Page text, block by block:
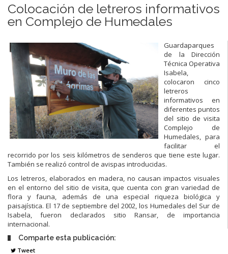
Colocación de letreros informativos
en Complejo de Humedales
Guardaparques
de la Dirección
Técnica Operativa
Isabela,
colocaron cinco
letreros
informativos en
diferentes puntos
del sitio de visita
Complejo de
Humedales, para
facilitar el
recorrido por los seis kilómetros de senderos que tiene este lugar.
También se realizó control de avispas introducidas.
Los letreros, elaborados en madera, no causan impactos visuales
en el entorno del sitio de visita, que cuenta con gran variedad de
flora y fauna, además de una especial riqueza biológica y
paisajística. El 17 de septiembre del 2002, los Humedales del Sur de
Isabela, fueron declarados sitio Ransar, de importancia
internacional.
Comparte esta publicación:
Tweet